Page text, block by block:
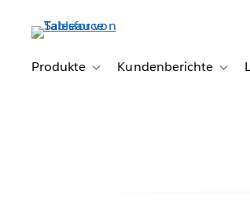
Produkte
Toggle sub-navigation for
Kundenberichte